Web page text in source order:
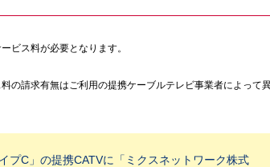
ビス料が必要となります。
の請求有無はご利用の提携ケーブルテレビ事業者によって
プC」の提携CATVに「ミクスネットワーク株式